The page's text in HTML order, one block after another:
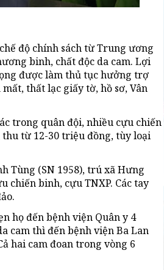
độ chính sách từ Trung ương
binh, chất độc da cam. Lợi
được làm thủ tục hưởng trợ
thất lạc giấy tờ, hồ sơ, Vân
trong quân đội, nhiều cựu chiến
từ 12-30 triệu đồng, tùy loại
Tùng (SN 1958), trú xã Hưng
chiến binh, cựu TNXP. Các tay
họ đến bệnh viện Quân y 4
cam thì đến bệnh viện Ba Lan
hai cam đoan trong vòng 6